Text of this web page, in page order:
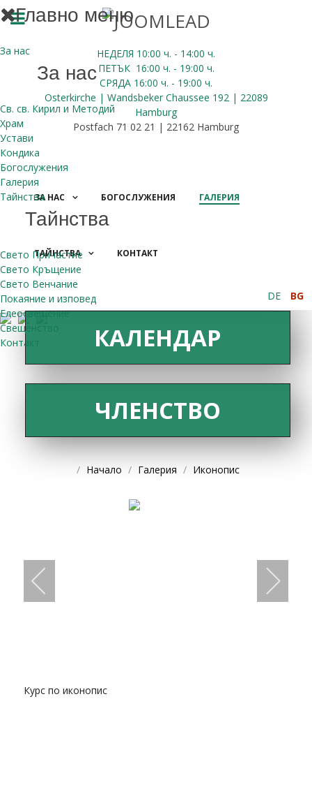
НЕДЕЛЯ 10:00 ч. - 14:00 ч.
ПЕТЪК 16:00 ч. - 19:00 ч.
СРЯДА 16:00 ч. - 19:00 ч.
Osterkirche | Wandsbeker Chaussee 192 | 22089
Hamburg
Postfach 71 02 21 | 22162 Hamburg
Главно меню
За нас
За нас
Св. св. Кирил и Методий
Храм
Устави
Кондика
Богослужения
Галерия
Тайнства
Тайнства
Свето Причастие
Свето Кръщение
Свето Венчание
Покаяние и изповед
Елеосвещение
Свещенство
Контакт
ЗА НАС БОГОСЛУЖЕНИЯ ГАЛЕРИЯ
ТАЙНСТВА КОНТАКТ
DE BG
ДАРЕНИЯ
КАЛЕНДАР
ЧЛЕНСТВО
Начало Галерия Иконопис
Курс по иконопис